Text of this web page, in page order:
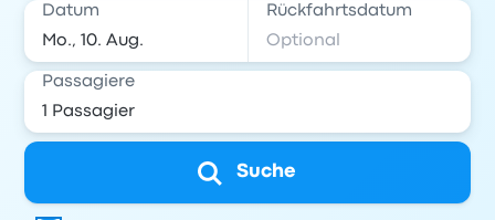
Datum Rückfahrtsdatum
Passagiere
Suche